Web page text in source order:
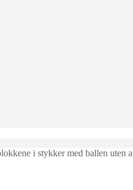
i stykker med ballen uten